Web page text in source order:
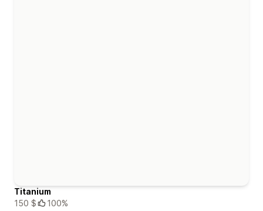
Titanium
150 $
100%